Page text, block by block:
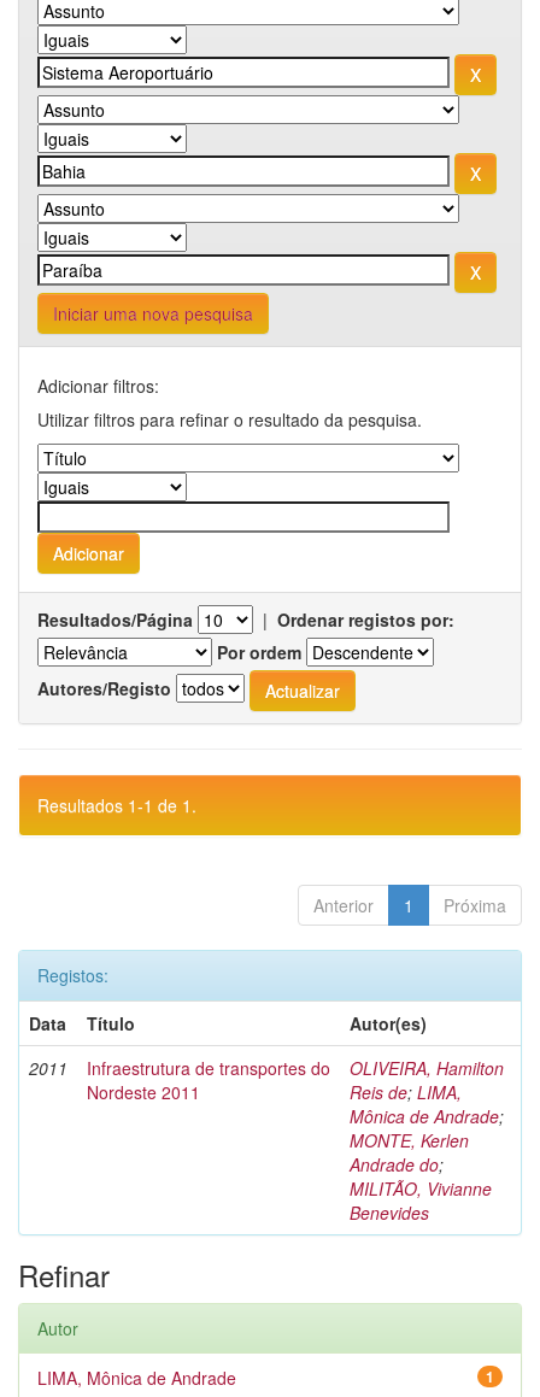
Iniciar uma nova pesquisa
Adicionar filtros:
Utilizar filtros para refinar o resultado da pesquisa.
Resultados/Página | Ordenar registos por:
Por ordem
Autores/Registo
Resultados 1-1 de 1.
Anterior 1 Próxima
Registos:
Data
Título
Autor(es)
2011
Infraestrutura de transportes do
Nordeste 2011
OLIVEIRA, Hamilton
Reis de; LIMA,
Mônica de Andrade;
MONTE, Kerlen
Andrade do;
MILITÃO, Vivianne
Benevides
Refinar
Autor
1
LIMA, Mônica de Andrade